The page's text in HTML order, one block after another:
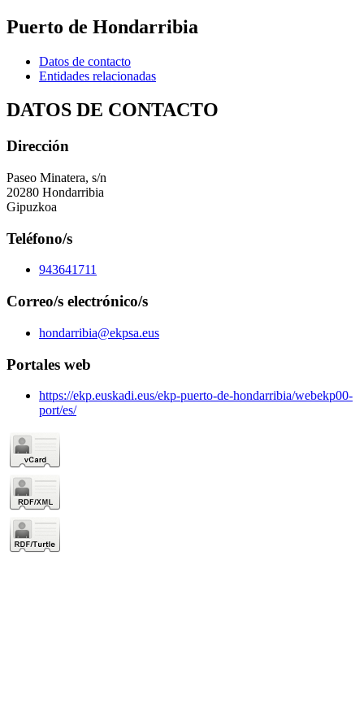
Puerto de Hondarribia
Datos de contacto
Entidades relacionadas
DATOS DE CONTACTO
Dirección
Paseo Minatera, s/n
20280 Hondarribia
Gipuzkoa
Teléfono/s
943641711
Correo/s electrónico/s
hondarribia@ekpsa.eus
Portales web
https://ekp.euskadi.eus/ekp-puerto-de-hondarribia/webekp00-
port/es/